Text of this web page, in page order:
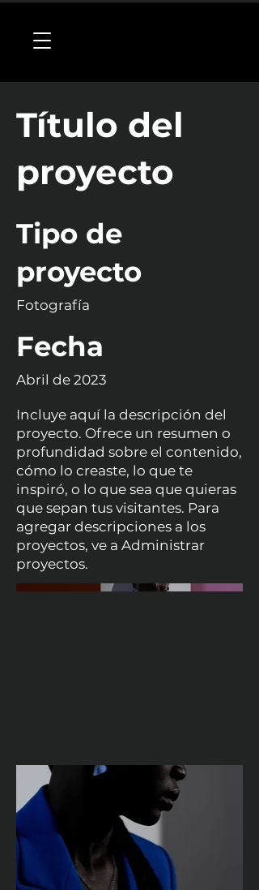
Título del
proyecto
Tipo de
proyecto
Fotografía
Fecha
Abril de 2023
Incluye aquí la descripción del
proyecto. Ofrece un resumen o
profundidad sobre el contenido,
cómo lo creaste, lo que te
inspiró, o lo que sea que quieras
que sepan tus visitantes. Para
agregar descripciones a los
proyectos, ve a Administrar
proyectos.